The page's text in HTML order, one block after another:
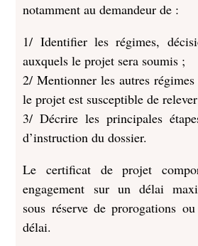
notamment au demandeur de :
1/ Identifier les régimes,
auxquels le projet sera soumis ;
2/ Mentionner les autres
le projet est susceptible de
3/ Décrire les principales
d’instruction du dossier.
Le certificat de projet
engagement sur un délai
sous réserve de prorogations
délai.